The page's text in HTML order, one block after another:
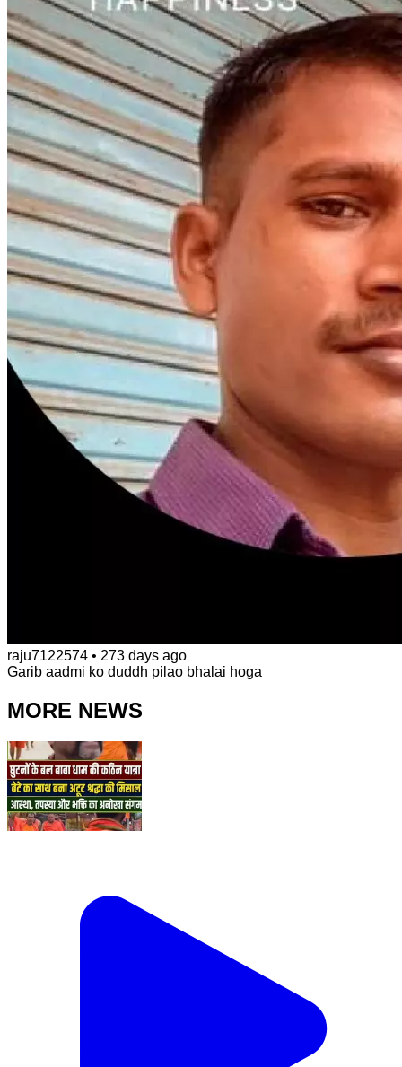
raju7122574 • 273 days ago
Garib aadmi ko duddh pilao bhalai hoga
MORE NEWS